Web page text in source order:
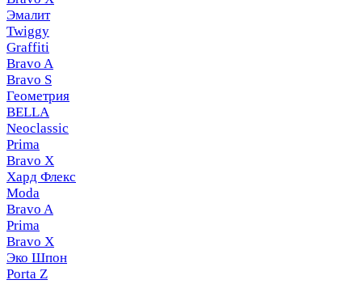
Эмалит
Twiggy
Graffiti
Bravo A
Bravo S
Геометрия
BELLA
Neoclassic
Prima
Bravo X
Хард Флекс
Moda
Bravo A
Prima
Bravo X
Эко Шпон
Porta Z